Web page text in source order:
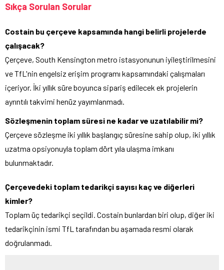
Sıkça Sorulan Sorular
Costain bu çerçeve kapsamında hangi belirli projelerde
çalışacak?
Çerçeve, South Kensington metro istasyonunun iyileştirilmesini
ve TfL'nin engelsiz erişim programı kapsamındaki çalışmaları
içeriyor. İki yıllık süre boyunca sipariş edilecek ek projelerin
ayrıntılı takvimi henüz yayımlanmadı.
Sözleşmenin toplam süresi ne kadar ve uzatılabilir mi?
Çerçeve sözleşme iki yıllık başlangıç süresine sahip olup, iki yıllık
uzatma opsiyonuyla toplam dört yıla ulaşma imkanı
bulunmaktadır.
Çerçevedeki toplam tedarikçi sayısı kaç ve diğerleri
kimler?
Toplam üç tedarikçi seçildi. Costain bunlardan biri olup, diğer iki
tedarikçinin ismi TfL tarafından bu aşamada resmi olarak
doğrulanmadı.